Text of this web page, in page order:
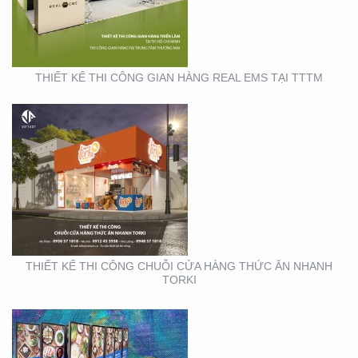
THIẾT KẾ THI CÔNG GIAN HÀNG REAL EMS TẠI TTTM
THỨC ĂN NHANH TORKI
THIẾT KẾ THI CÔNG CHUỖI CỬA HÀNG THỨC ĂN NHANH
TORKI
SẢN XUẤT STANDEE TẠI
TP. HỒ CHÍ MINH